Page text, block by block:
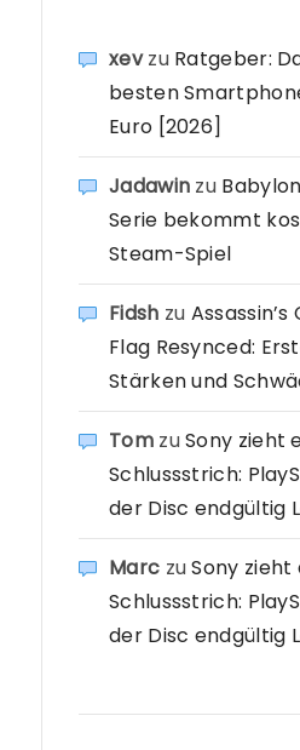
xevzu Ratgeber:
besten
Euro [2026]
Jadawin zu
Serie bekommt
Steam-Spiel
Fidsh zu
Flag Resynced:
Stärken und
TomzuSony zieht
Schlussstrich:
der Disc endgültig
Marc zuSony zieht
Schlussstrich:
der Disc endgültig